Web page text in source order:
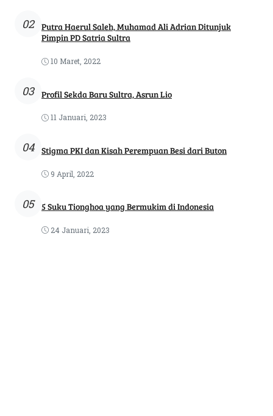
02
Putra Haerul Saleh, Muhamad Ali Adrian Ditunjuk
Pimpin PD Satria Sultra
10 Maret, 2022
03 Profil Sekda Baru Sultra, Asrun Lio
11 Januari, 2023
04 Stigma PKI dan Kisah Perempuan Besi dari Buton
9 April, 2022
05 5 Suku Tionghoa yang Bermukim di Indonesia
24 Januari, 2023